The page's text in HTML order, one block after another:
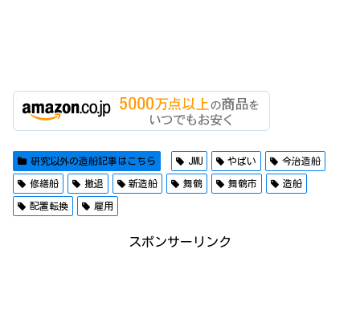
研究以外の造船記事はこちら JMU やばい 今治造船
修繕船 撤退 新造船 舞鶴 舞鶴市 造船
配置転換 雇用
スポンサーリンク